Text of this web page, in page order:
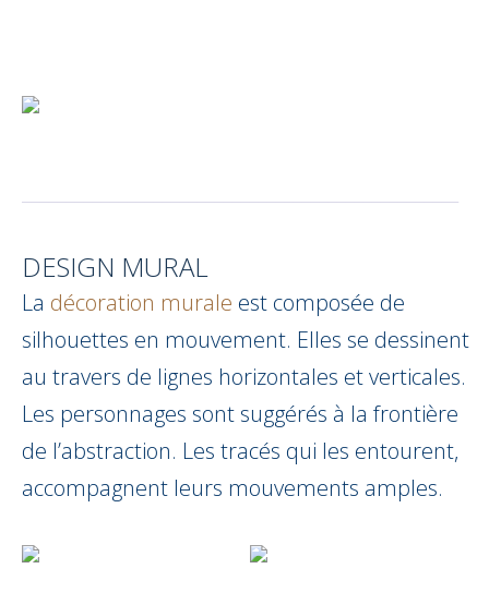
DESIGN MURAL
La décoration murale est composée de
silhouettes en mouvement. Elles se dessinent
au travers de lignes horizontales et verticales.
Les personnages sont suggérés à la frontière
de l’abstraction. Les tracés qui les entourent,
accompagnent leurs mouvements amples.